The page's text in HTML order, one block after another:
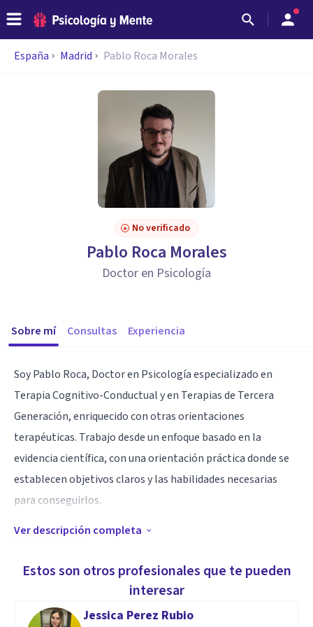
España Madrid Pablo Roca Morales
No verificado
Pablo Roca Morales
Doctor en Psicología
Sobre mí Consultas Experiencia
Soy Pablo Roca, Doctor en Psicología especializado en
Terapia Cognitivo-Conductual y en Terapias de Tercera
Generación, enriquecido con otras orientaciones
terapéuticas. Trabajo desde un enfoque basado en la
evidencia científica, con una orientación práctica donde se
establecen objetivos claros y las habilidades necesarias
para conseguirlos.
Especialidad
estado de ánimo (estrés, ansiedad, depresión, ira…) y en la
amplia experiencia en el entrenamiento en habilidades de
Ver descripción completa
Estos son otros profesionales que te pueden
interesar
Jessica Perez Rubio